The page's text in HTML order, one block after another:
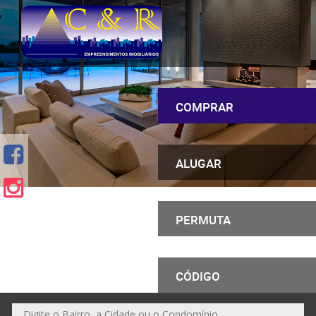
COMPRAR
ALUGAR
PERMUTA
CÓDIGO